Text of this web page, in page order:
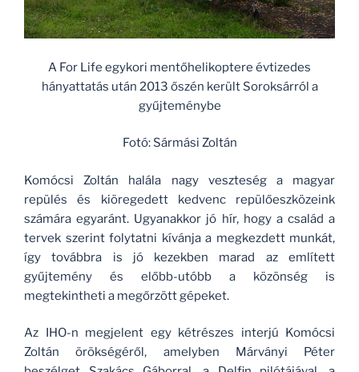
A For Life egykori mentőhelikoptere évtizedes
hányattatás után 2013 őszén került Soroksárról a
gyűjteménybe
Fotó: Sármási Zoltán
Komócsi Zoltán halála nagy veszteség a magyar
repülés és kiöregedett kedvenc repülőeszközeink
számára egyaránt. Ugyanakkor jó hír, hogy a család a
tervek szerint folytatni kívánja a megkezdett munkát,
így továbbra is jó kezekben marad az említett
gyűjtemény és előbb-utóbb a közönség is
megtekintheti a megőrzött gépeket.
Az IHO-n megjelent egy kétrészes interjú Komócsi
Zoltán örökségéről, amelyben Márványi Péter